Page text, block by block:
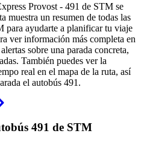
Provost - 491 de STM se
muestra un resumen de todas las
para ayudarte a planificar tu viaje
ver información más completa en
sobre una parada concreta,
También puedes ver la
real en el mapa de la ruta, así
el autobús 491.
491 de STM